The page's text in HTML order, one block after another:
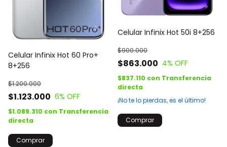
Celular Infinix Hot 60 Pro+
8+256
$1.123.000
$1.200.000
6% OFF
$1.089.310 con Transferencia
directa
Comprar
Celular Infinix Hot 50i 8+256
$863.000
$900.000
4% OFF
$837.110 con Transferencia
directa
¡No te lo pierdas, es el último!
Comprar